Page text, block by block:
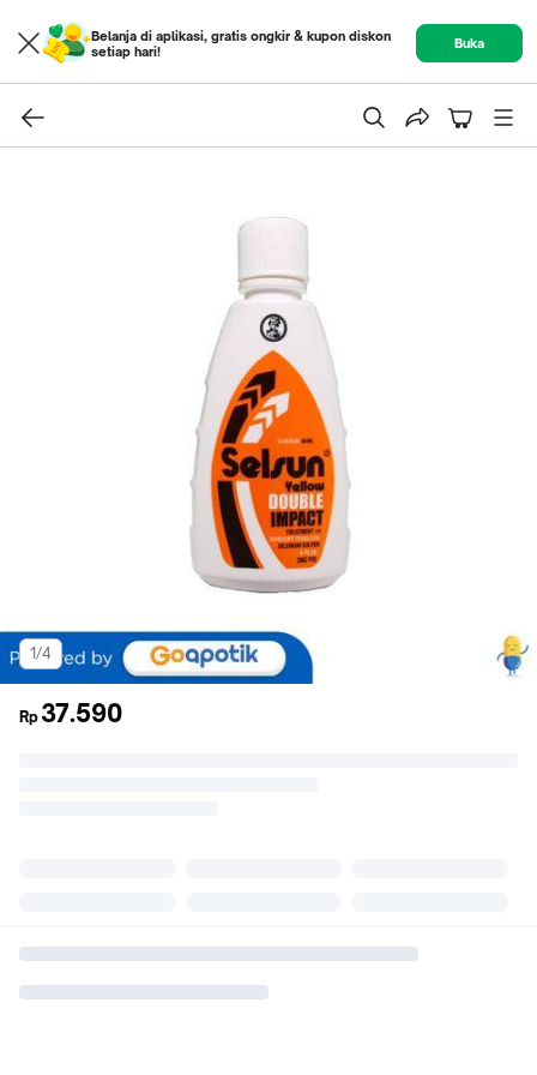
Belanja di aplikasi, gratis ongkir & kupon diskon
setiap hari!
Buka
1/4
Rp 37.590